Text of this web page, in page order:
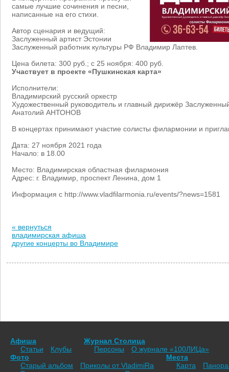
самые лучшие сочинения и песни,
написанные на его стихи.
Автор сценария и ведущий:
Заслуженный артист Эстонии
Заслуженный работник культуры РФ Владимир Лаптев.
Цена билета: 300 руб.; с 25 ноября: 400 руб.
Участвует в проекте «Пушкинская карта»
Исполнители:
Владимирский русский оркестр
Художественный руководитель и главный дирижёр
Анатолий АНТОНОВ
В концертах принимают участие солисты филармонии и
Дата: 27 ноября 2021 года
Начало: в 18.00
Место: Владимирская областная филармония
Адрес: г. Владимир, проспект Ленина, дом 1
Информация с http://www.vladfilarmonia.ru/events/?news=1581
« вернуться
владимирская афиша
другие концерты во Владимире
Афиша
Статьи
Клубы
Журнал Столица
Персоны
О журнале «100ЛИЦа»
Фото
Старый альбом
Приколы от VladimiRа
Места
Карта